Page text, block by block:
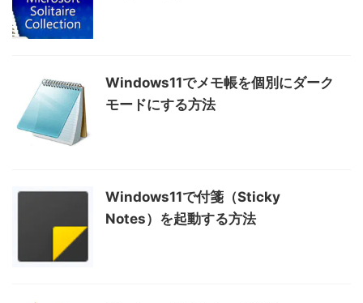
Windows11でメモ帳を個別にダーク
モードにする方法
Windows11で付箋（Sticky
Notes）を起動する方法